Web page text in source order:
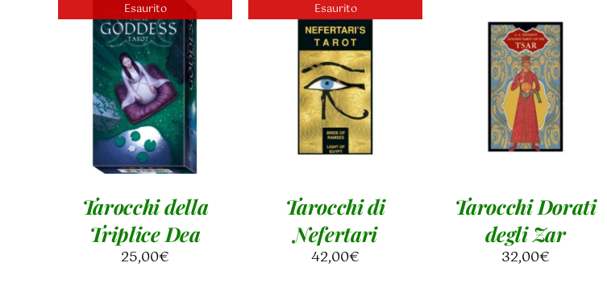
Esaurito
DETTAGLI
Tarocchi della
Triplice Dea
25,00€
Esaurito
DETTAGLI
Tarocchi di
Nefertari
42,00€
AGGIUNGI AL
CARRELLO
/
DETTAGLI
Tarocchi Dorati
degli Zar
32,00€